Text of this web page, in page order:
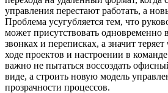
управления перестают работать, а
Проблема усугубляется тем, что
может присутствовать одновременно
звонках и переписках, а значит
ходе проектов и настроении в
важно не пытаться воссоздать
виде, а строить новую модель
прозрачности процессов.